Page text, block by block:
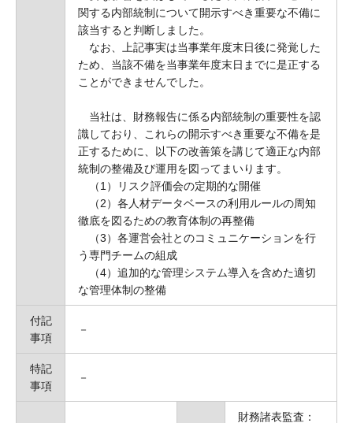
関する内部統制について開示すべき重要な不備に
該当すると判断しました。
なお、上記事実は当事業年度末日後に発覚した
ため、当該不備を当事業年度末日までに是正する
ことができませんでした。
当社は、財務報告に係る内部統制の重要性を認
識しており、これらの開示すべき重要な不備を是
正するために、以下の改善策を講じて適正な内部
統制の整備及び運用を図ってまいります。
（1）リスク評価会の定期的な開催
（2）各人材データベースの利用ルールの周知
徹底を図るための教育体制の再整備
（3）各運営会社とのコミュニケーションを行
う専門チームの組成
（4）追加的な管理システム導入を含めた適切
な管理体制の整備
付記
事項
－
特記
事項
－
財務諸表監査：